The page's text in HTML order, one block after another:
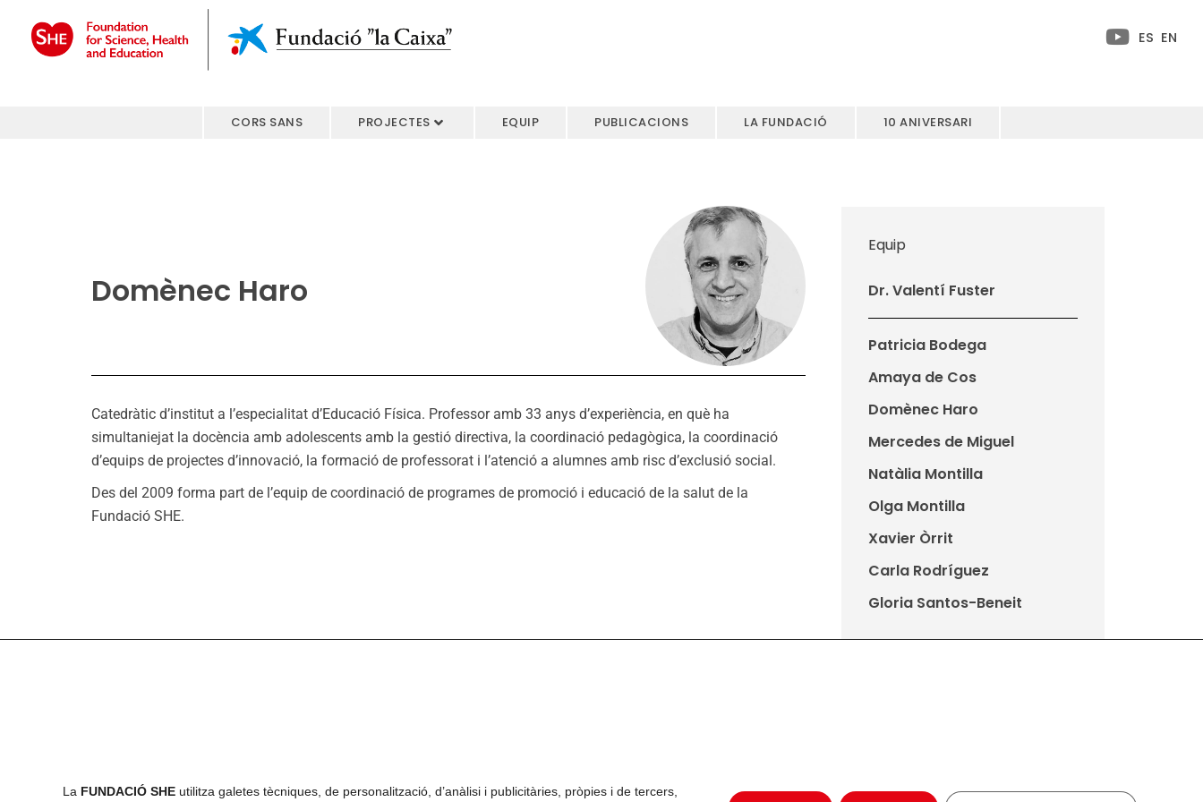
ES EN
CORS SANS PROJECTES EQUIP PUBLICACIONS LA FUNDACIÓ 10 ANIVERSARI
Domènec Haro
Catedràtic d’institut a l’especialitat d’Educació Física. Professor amb 33 anys d’experiència, en què ha
simultaniejat la docència amb adolescents amb la gestió directiva, la coordinació pedagògica, la coordinació
d’equips de projectes d’innovació, la formació de professorat i l’atenció a alumnes amb risc d’exclusió social.
Des del 2009 forma part de l’equip de coordinació de programes de promoció i educació de la salut de la
Fundació SHE.
Equip
Dr. Valentí Fuster
Patricia Bodega
Amaya de Cos
Domènec Haro
Mercedes de Miguel
Natàlia Montilla
Olga Montilla
Xavier Òrrit
Carla Rodríguez
Gloria Santos-Beneit
La FUNDACIÓ SHE utilitza galetes tècniques, de personalització, d’anàlisi i publicitàries, pròpies i de tercers,